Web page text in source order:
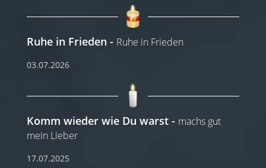
Ruhe in Frieden Ruhe in Frieden
03.07.2026
Komm wieder wie Du warst
machs gut
mein Lieber
17.07.2025